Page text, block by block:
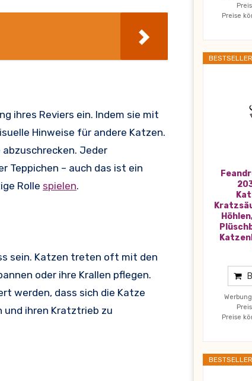
ihres Reviers ein. Indem sie mit
Hinweise für andere Katzen.
Jeder
Teppichen – auch das ist ein
Rolle spielen.
sein. Katzen treten oft mit den
oder ihre Krallen pflegen.
werden, dass sich die Katze
und ihren Kratztrieb zu
Preise
Preise